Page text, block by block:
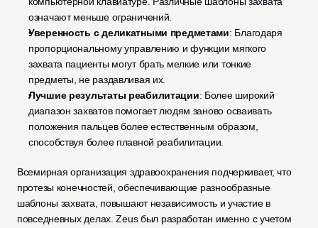
означают меньше ограничений.
Уверенность с деликатными предметами: Благодаря
пропорциональному управлению и функции мягкого
захвата пациенты могут брать мелкие или тонкие
предметы, не раздавливая их.
Лучшие результаты реабилитации: Более широкий
диапазон захватов помогает людям заново осваивать
положения пальцев более естественным образом,
способствуя более плавной реабилитации.
Всемирная организация здравоохранения подчеркивает, что
протезы конечностей, обеспечивающие разнообразные
шаблоны захвата, повышают независимость и участие в
повседневных делах. Zeus был разработан именно с учетом